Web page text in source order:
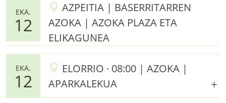
EKA.
12
AZPEITIA | BASERRITARREN
AZOKA | AZOKA PLAZA ETA
ELIKAGUNEA
EKA.
12
ELORRIO · 08:00 | AZOKA |
APARKALEKUA